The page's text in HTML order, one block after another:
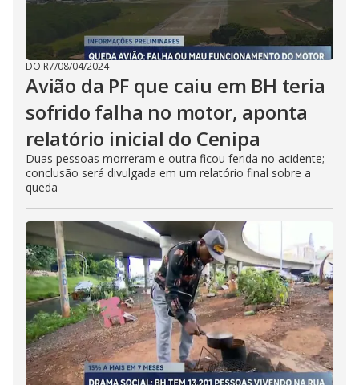
DO R7/08/04/2024
Avião da PF que caiu em BH teria
sofrido falha no motor, aponta
relatório inicial do Cenipa
Duas pessoas morreram e outra ficou ferida no acidente;
conclusão será divulgada em um relatório final sobre a
queda